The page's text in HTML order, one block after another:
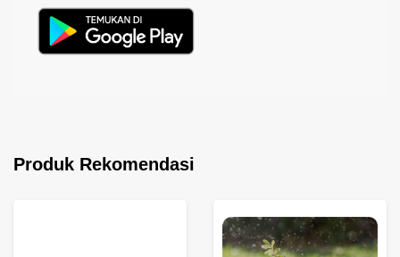
Produk Rekomendasi